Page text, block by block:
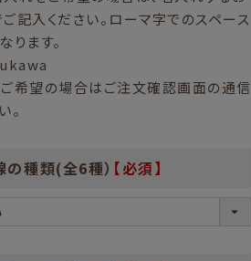
記入ください。ローマ字でのスペース
ります。
希望の場合はご注文確認画面の通信
。
の種類(全6種） 【必須】